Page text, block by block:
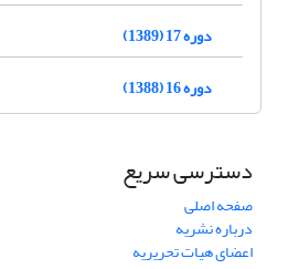
دوره 17 (1389)
دوره 16 (1388)
دسترسی سریع
صفحه اصلی
درباره نشریه
اعضای هیات تحریریه